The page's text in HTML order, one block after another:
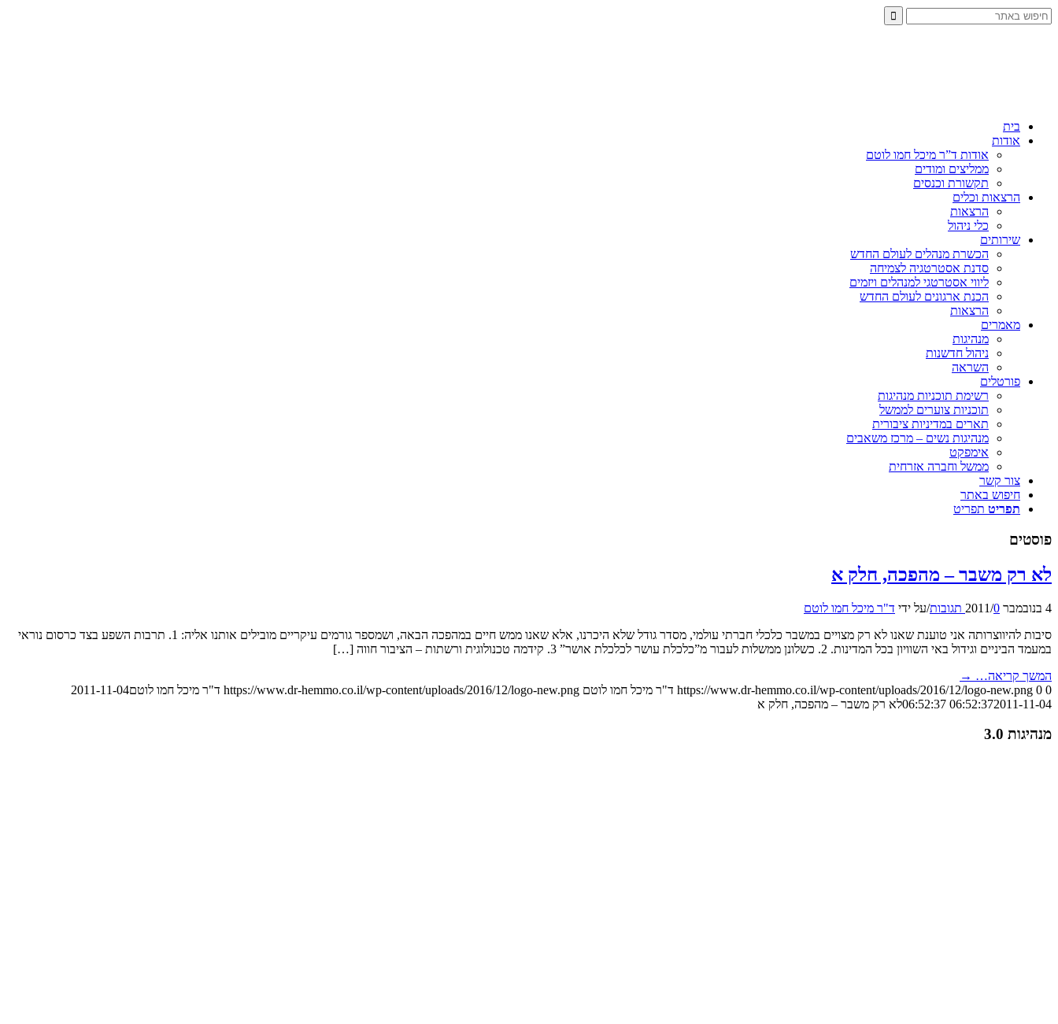
בית
אודות
אודות ד”ר מיכל חמו לוטם
ממליצים ומודים
תקשורת וכנסים
הרצאות וכלים
הרצאות
כלי ניהול
שירותים
הכשרת מנהלים לעולם החדש
סדנת אסטרטגיה לצמיחה
ליווי אסטרטגי למנהלים ויזמים
הכנת ארגונים לעולם החדש
הרצאות
מאמרים
מנהיגות
ניהול חדשנות
השראה
פורטלים
רשימת תוכניות מנהיגות
תוכניות צוערים לממשל
תארים במדיניות ציבורית
מנהיגות נשים – מרכז משאבים
אימפקט
ממשל וחברה אזרחית
צור קשר
חיפוש באתר
תפריט תפריט
פוסטים
לא רק משבר – מהפכה, חלק א
4 בנובמבר 2011 /0 תגובות /על ידי ד"ר מיכל חמו לוטם
סיבות להיווצרותה אני טוענת שאנו לא רק מצויים במשבר כלכלי חברתי עולמי, מסדר גודל שלא היכרנו, אלא שאנו ממש חיים במהפכה הבאה, ושמספר גורמים עיקריים מובילים אותנו אליה: 1. תרבות השפע בצד כרסום נוראי
במעמד הביניים וגידול באי השוויון בכל המדינות. 2. כשלונן ממשלות לעבור מ”כלכלת עושר לכלכלת אושר” 3. קידמה טכנולוגית ורשתות – הציבור חווה […]
המשך קריאה… →
https://www.dr-hemmo.co.il/wp-content/uploads/2016/12/logo-new.png 0 0 ד"ר מיכל חמו לוטם https://www.dr-hemmo.co.il/wp-content/uploads/2016/12/logo-new.png ד"ר מיכל חמו לוטם2011-11-04
06:52:372011-11-04 06:52:37 לא רק משבר – מהפכה, חלק א
מנהיגות 3.0